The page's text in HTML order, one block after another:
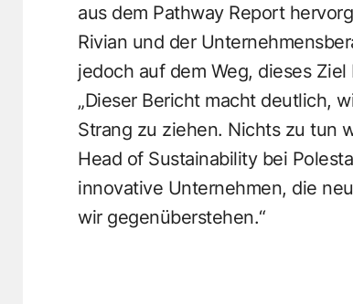
aus dem Pathway Report
Rivian und der
jedoch auf dem Weg, dieses
„Dieser Bericht macht deutlich,
Strang zu ziehen. Nichts zu tun
Head of Sustainability bei
innovative Unternehmen, die
wir gegenüberstehen.“